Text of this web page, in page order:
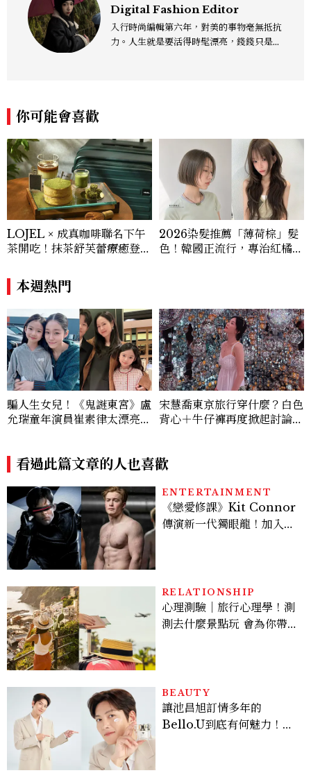
Digital Fashion Editor
入行時尚編輯第六年，對美的事物毫無抵抗
力。人生就是要活得時髦漂亮，錢錢只是變
你可能會喜歡
LOJEL × 成真咖啡聯名下午
茶開吃！抹茶舒芙蕾療癒登
2026染髮推薦「薄荷棕」髮
色！韓國正流行，專治紅橘
本週熱門
騙人生女兒！《鬼謎東宮》盧
允瑞童年演員崔素律太漂亮！
宋慧喬東京旅行穿什麼？白色
背心＋牛仔褲再度掀起討論，
看過此篇文章的人也喜歡
ENTERTAINMENT
《戀愛修課》Kit Connor
傳演新一代獨眼龍！加入新
RELATIONSHIP
心理測驗｜旅行心理學！測
測去什麼景點玩 會為你帶來
BEAUTY
讓池昌旭訂情多年的
Bello.U到底有何魅力！揭